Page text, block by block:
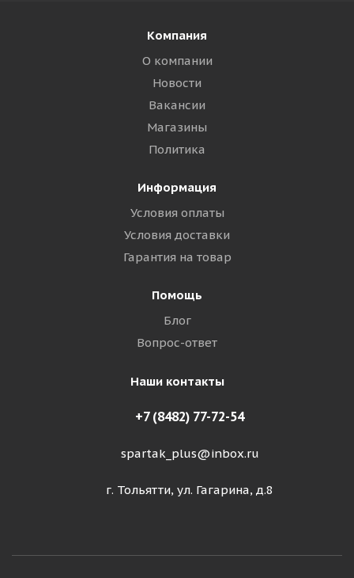
Компания
О компании
Новости
Вакансии
Магазины
Политика
Информация
Условия оплаты
Условия доставки
Гарантия на товар
Помощь
Блог
Вопрос-ответ
Наши контакты
+7 (8482) 77-72-54
spartak_plus@inbox.ru
г. Тольятти, ул. Гагарина, д.8